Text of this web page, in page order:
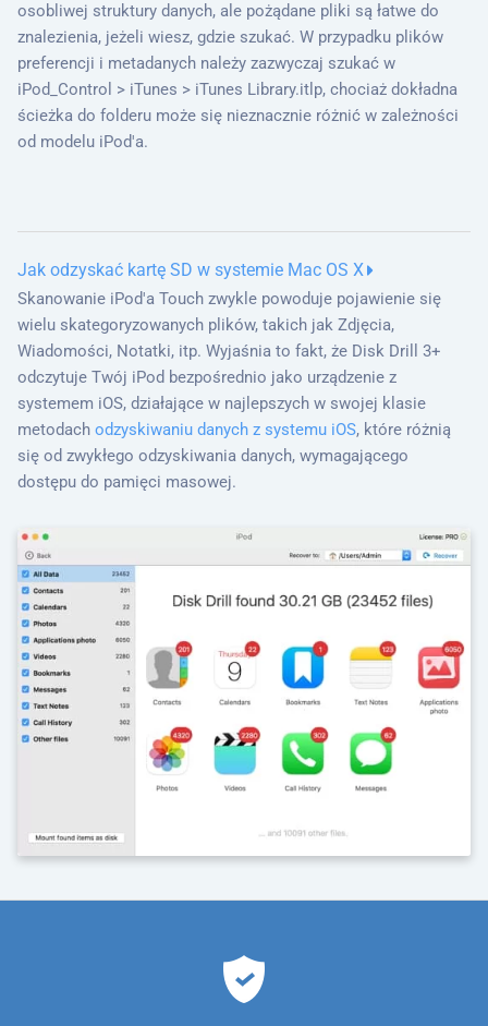
osobliwej struktury danych, ale pożądane pliki są łatwe do
znalezienia, jeżeli wiesz, gdzie szukać. W przypadku plików
preferencji i metadanych należy zazwyczaj szukać w
iPod_Control > iTunes > iTunes Library.itlp, chociaż dokładna
ścieżka do folderu może się nieznacznie różnić w zależności
od modelu iPod'a.
Jak odzyskać kartę SD w systemie Mac OS X
Skanowanie iPod'a Touch zwykle powoduje pojawienie się
wielu skategoryzowanych plików, takich jak Zdjęcia,
Wiadomości, Notatki, itp. Wyjaśnia to fakt, że Disk Drill 3+
odczytuje Twój iPod bezpośrednio jako urządzenie z
systemem iOS, działające w najlepszych w swojej klasie
metodach odzyskiwaniu danych z systemu iOS, które różnią
się od zwykłego odzyskiwania danych, wymagającego
dostępu do pamięci masowej.